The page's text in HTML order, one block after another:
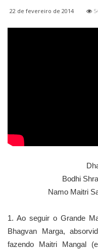
22 de fevereiro de 2014
Bodhi
Namo Maitri
1. Ao seguir o Grande
Bhagvan Marga,
fazendo Maitri Mangal